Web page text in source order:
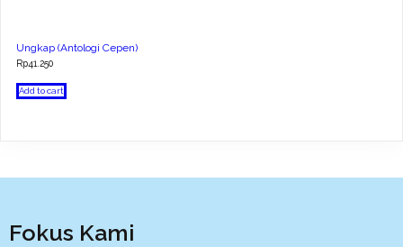
Ungkap (Antologi Cepen)
Rp41.250
Add to cart
Fokus Kami